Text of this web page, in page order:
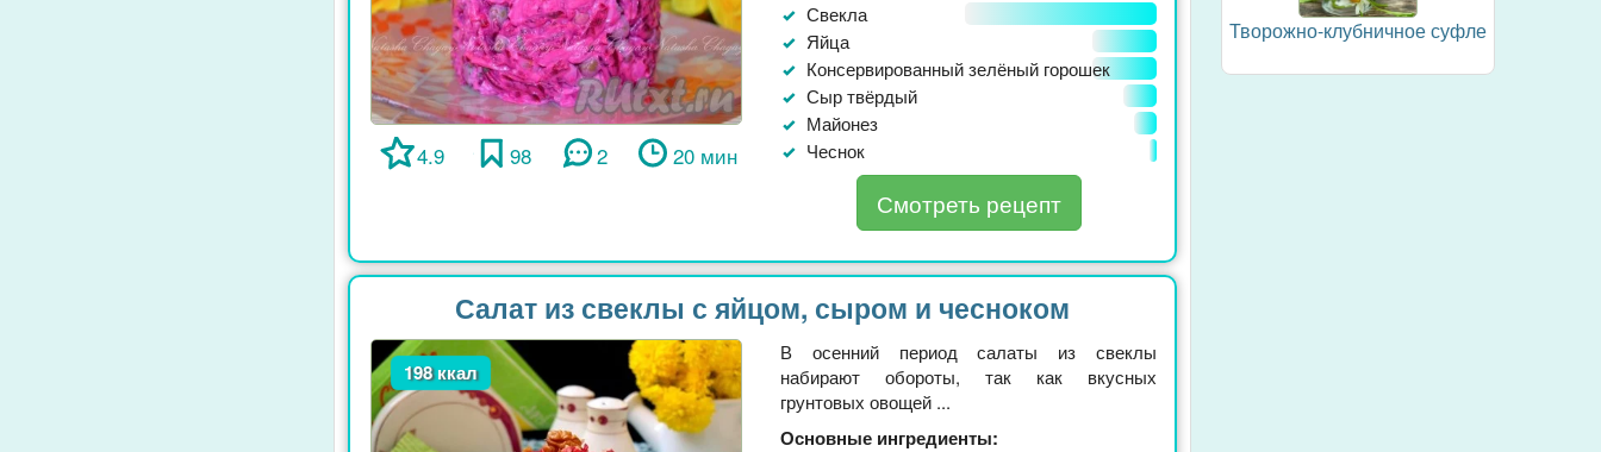
4.9 98 2 20 мин
Свекла
Яйца
Консервированный зелёный горошек
Сыр твёрдый
Майонез
Чеснок
Смотреть рецепт
Салат из свеклы с яйцом, сыром и чесноком
198 ккал
В осенний период салаты из свеклы
набирают обороты, так как вкусных
грунтовых овощей ...
Основные ингредиенты:
Творожно-клубничное суфле